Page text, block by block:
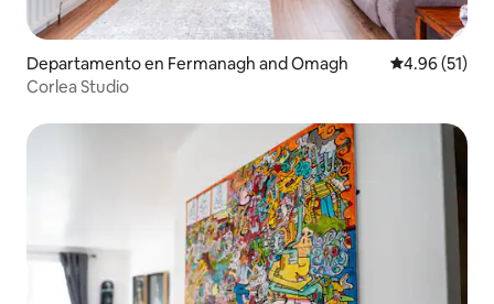
Departamento en Fermanagh and Omagh Calificación
4.96 (51)
Corlea Studio